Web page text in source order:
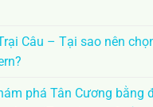
Câu – Tại sao nên
phá Tân Cương bằng